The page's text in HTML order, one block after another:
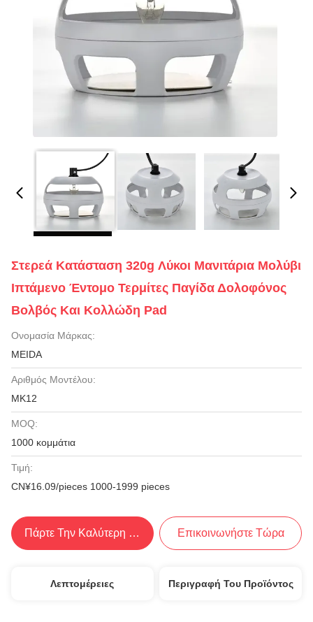
Στερεά Κατάσταση 320g Λύκοι Μανιτάρια Μολύβι
Ιπτάμενο Έντομο Τερμίτες Παγίδα Δολοφόνος
Βολβός Και Κολλώδη Pad
Ονομασία Μάρκας:
MEIDA
Αριθμός Μοντέλου:
MK12
MOQ:
1000 κομμάτια
Τιμή:
CN¥16.09/pieces 1000-1999 pieces
Πάρτε Την Καλύτερη Τιμή Επικοινωνήστε Τώρα
Λεπτομέρειες Περιγραφή Του Προϊόντος